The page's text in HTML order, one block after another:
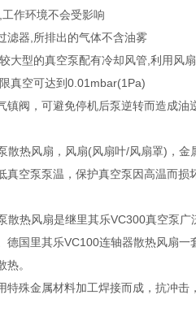
作环境不会受影响
器,所排出的气体不含油雾
大型的真空泵配有冷却风管,利用风
真空可达到0.01mbar(1Pa)
阀，可避免停机后泵逆转而造成油
散热风扇，风扇(风扇叶/风扇罩)，
真空泵泵温，保护真空泵因高温而损
散热风扇是继里其乐VC300真空泵
德国里其乐VC100连轴器散热风扇
。
特殊金属材料加工焊接而成，抗冲击